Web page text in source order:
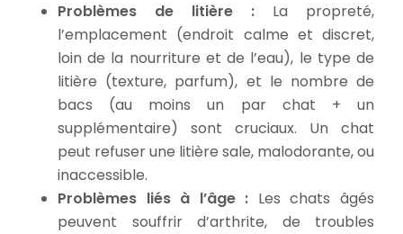
Problèmes de litière : La propreté,
l’emplacement (endroit calme et discret,
loin de la nourriture et de l’eau), le type de
litière (texture, parfum), et le nombre de
bacs (au moins un par chat + un
supplémentaire) sont cruciaux. Un chat
peut refuser une litière sale, malodorante, ou
inaccessible.
Problèmes liés à l’âge : Les chats âgés
peuvent souffrir d’arthrite, de troubles